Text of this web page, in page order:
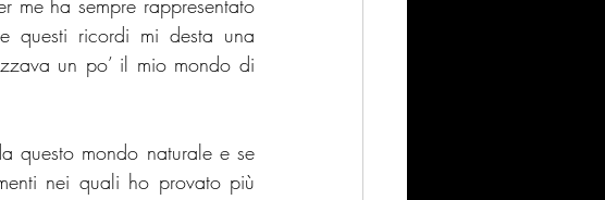
me ha sempre rappresentato
questi ricordi mi desta una
un po’ il mio mondo di
questo mondo naturale e se
nei quali ho provato più